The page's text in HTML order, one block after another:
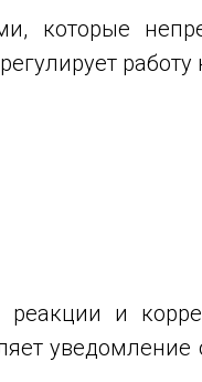
которые
и
уведомление